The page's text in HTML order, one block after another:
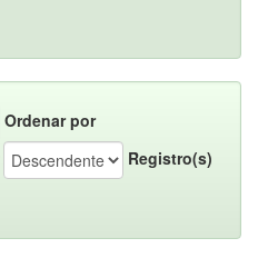
Ordenar por
Registro(s)